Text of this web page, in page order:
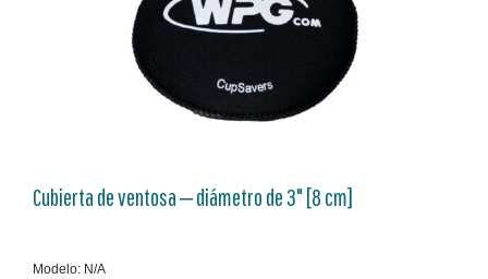
Cubierta de ventosa ‒ diámetro de 3" [8 cm]
Modelo: N/A